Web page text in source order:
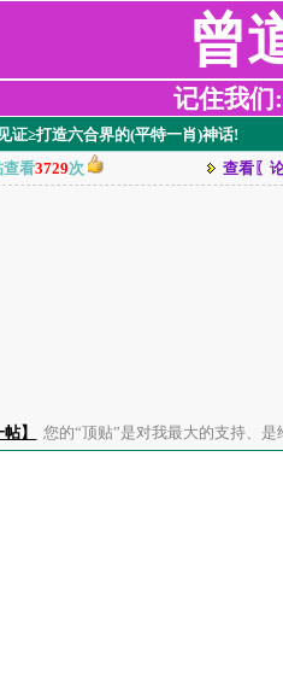
曾
记住我们
证≥打造六合界的(平特一肖)神话!
查看3729次 查看〖
】 您的“顶贴”是对我最大的支持、